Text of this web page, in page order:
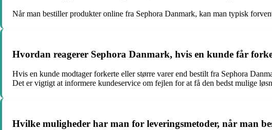
Når man bestiller produkter online fra Sephora Danmark, kan man typisk
Hvordan reagerer Sephora Danmark, hvis en kunde får
Hvis en kunde modtager forkerte eller større varer end bestilt fra Sephora
Det er vigtigt at informere kundeservice om fejlen for at få den bedst mulige
Hvilke muligheder har man for leveringsmetoder, når man